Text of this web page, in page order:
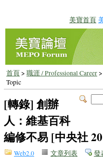
美寶首頁
首頁> 職涯 / Professional Career>
Topic
[轉錄] 創辦
人：維基百科
編修不易 [中央社
Web2.0 文章列表 發